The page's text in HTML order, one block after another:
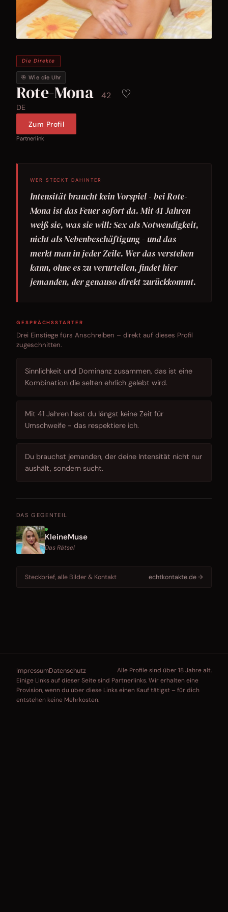
Die Direkte
🎯 Wie die Uhr
Rote-Mona 42 ♡
DE
Zum Profil
Partnerlink
WER STECKT DAHINTER
Intensität braucht kein Vorspiel - bei Rote-
Mona ist das Feuer sofort da. Mit 41 Jahren
weiß sie, was sie will: Sex als Notwendigkeit,
nicht als Nebenbeschäftigung - und das
merkt man in jeder Zeile. Wer das verstehen
kann, ohne es zu verurteilen, findet hier
jemanden, der genauso direkt zurückkommt.
GESPRÄCHSSTARTER
Drei Einstiege fürs Anschreiben – direkt auf dieses Profil
zugeschnitten.
Sinnlichkeit und Dominanz zusammen, das ist eine
Kombination die selten ehrlich gelebt wird.
Mit 41 Jahren hast du längst keine Zeit für
Umschweife - das respektiere ich.
Du brauchst jemanden, der deine Intensität nicht nur
aushält, sondern sucht.
DAS GEGENTEIL
KleineMuse
Das Rätsel
Steckbrief, alle Bilder & Kontakt echtkontakte.de →
ImpressumDatenschutz
Alle Profile sind über 18 Jahre alt.
Einige Links auf dieser Seite sind Partnerlinks. Wir erhalten eine
Provision, wenn du über diese Links einen Kauf tätigst – für dich
entstehen keine Mehrkosten.